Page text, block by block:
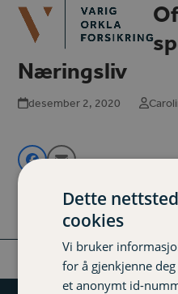
Skip
content
Open
mobile
menu
Close
mobile
menu
Næringsliv
desember 2, 2020
previous
Yrkesskadeforsikring og
fritidsulykke NL
Dette
cookies
Vi bruker
for å gjenkjenne
et anonymt id-